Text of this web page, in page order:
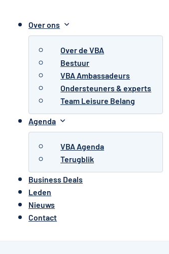
Over ons
Over de VBA
Bestuur
VBA Ambassadeurs
Ondersteuners & experts
Team Leisure Belang
Agenda
VBA Agenda
Terugblik
Business Deals
Leden
Nieuws
Contact